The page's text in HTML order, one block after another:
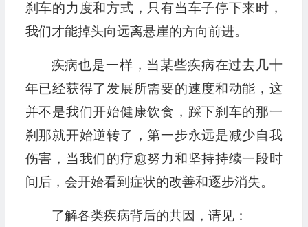
刹车的力度和方式，只有当车子停下来时，
我们才能掉头向远离悬崖的方向前进。
疾病也是一样，当某些疾病在过去几十
年已经获得了发展所需要的速度和动能，这
并不是我们开始健康饮食，踩下刹车的那一
刹那就开始逆转了，第一步永远是减少自我
伤害，当我们的疗愈努力和坚持持续一段时
间后，会开始看到症状的改善和逐步消失。
了解各类疾病背后的共因，请见：